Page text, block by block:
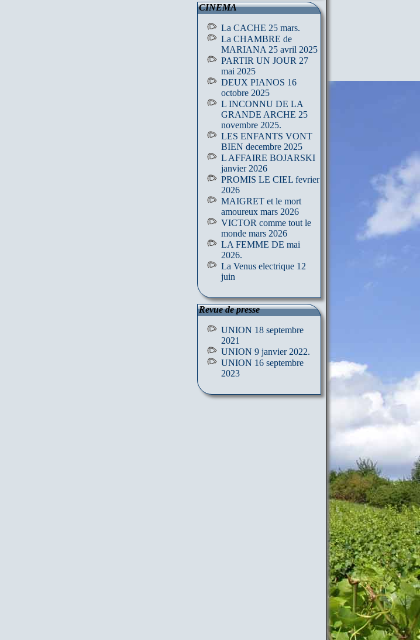
CINEMA
La CACHE 25 mars.
La CHAMBRE de
MARIANA 25 avril 2025
PARTIR UN JOUR 27
mai 2025
DEUX PIANOS 16
octobre 2025
L INCONNU DE LA
GRANDE ARCHE 25
novembre 2025.
LES ENFANTS VONT
BIEN decembre 2025
L AFFAIRE BOJARSKI
janvier 2026
PROMIS LE CIEL fevrier
2026
MAIGRET et le mort
amoureux mars 2026
VICTOR comme tout le
monde mars 2026
LA FEMME DE mai
2026.
La Venus electrique 12
juin
Revue de presse
UNION 18 septembre
2021
UNION 9 janvier 2022.
UNION 16 septembre
2023